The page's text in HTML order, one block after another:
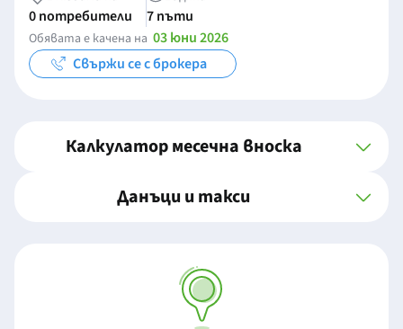
0 потребители 7 пъти
Обявата е качена на 03 юни 2026
Свържи се с брокера
Калкулатор месечна вноска
Данъци и такси